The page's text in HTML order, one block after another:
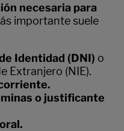
necesaria para
importante suele
Identidad (DNI) o
Extranjero (NIE).
o justificante